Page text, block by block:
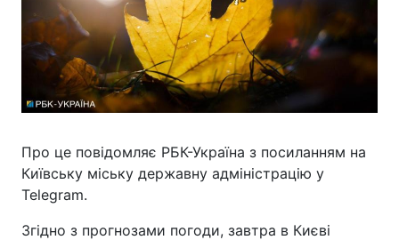
Про це повідомляє РБК-Україна з посиланням на
Київську міську державну адміністрацію у
Telegram.
Згідно з прогнозами погоди, завтра в Києві